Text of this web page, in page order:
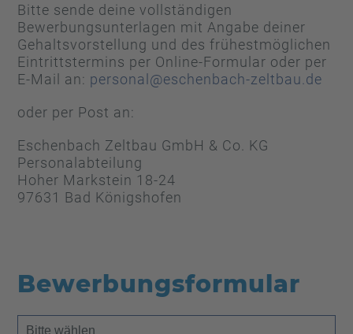
Bitte sende deine vollständigen
Bewerbungsunterlagen mit Angabe deiner
Gehaltsvorstellung und des frühestmöglichen
Eintrittstermins per Online-Formular oder per
E-Mail an: personal@eschenbach-zeltbau.de
oder per Post an:
Eschenbach Zeltbau GmbH & Co. KG
Personalabteilung
Hoher Markstein 18-24
97631 Bad Königshofen
Bewerbungsformular